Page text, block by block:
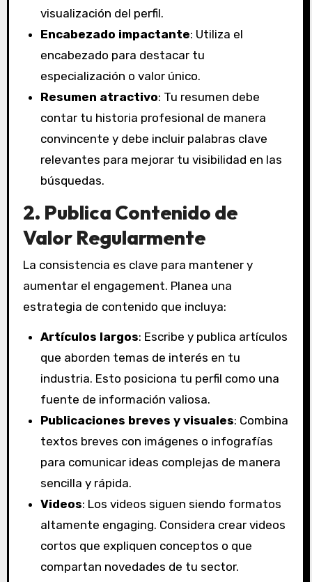
visualización del perfil.
Encabezado impactante: Utiliza el
encabezado para destacar tu
especialización o valor único.
Resumen atractivo: Tu resumen debe
contar tu historia profesional de manera
convincente y debe incluir palabras clave
relevantes para mejorar tu visibilidad en las
búsquedas.
2. Publica Contenido de
Valor Regularmente
La consistencia es clave para mantener y
aumentar el engagement. Planea una
estrategia de contenido que incluya:
Artículos largos: Escribe y publica artículos
que aborden temas de interés en tu
industria. Esto posiciona tu perfil como una
fuente de información valiosa.
Publicaciones breves y visuales: Combina
textos breves con imágenes o infografías
para comunicar ideas complejas de manera
sencilla y rápida.
Videos: Los videos siguen siendo formatos
altamente engaging. Considera crear videos
cortos que expliquen conceptos o que
compartan novedades de tu sector.